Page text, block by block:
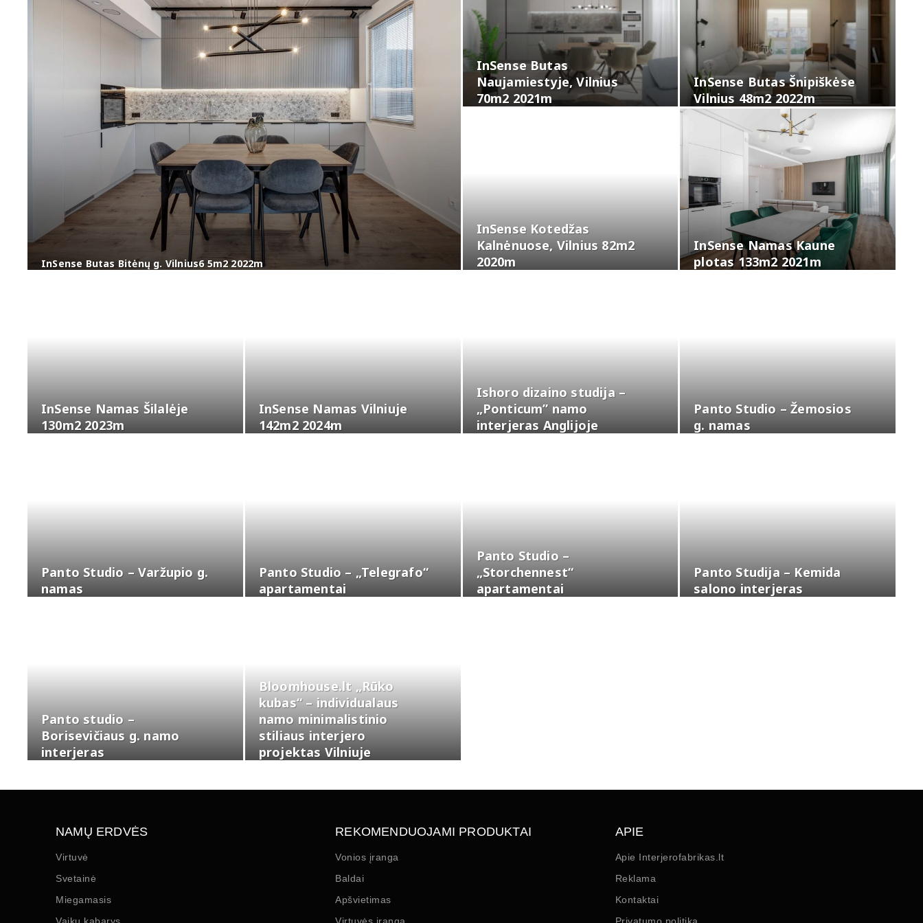
InSense Butas Bitėnų g. Vilnius6 5m2 2022m
InSense Butas
Naujamiestyje, Vilnius
70m2 2021m
InSense Butas Šnipiškėse
Vilnius 48m2 2022m
InSense Kotedžas
Kalnėnuose, Vilnius 82m2
2020m
InSense Namas Kaune
plotas 133m2 2021m
InSense Namas Šilalėje
130m2 2023m
InSense Namas Vilniuje
142m2 2024m
Ishoro dizaino studija –
„Ponticum” namo
interjeras Anglijoje
Panto Studio – Žemosios
g. namas
Panto Studio – Varžupio g.
namas
Panto Studio – „Telegrafo“
apartamentai
Panto Studio –
„Storchennest“
apartamentai
Panto Studija – Kemida
salono interjeras
Panto studio –
Borisevičiaus g. namo
interjeras
Bloomhouse.lt „Rūko
kubas“ – individualaus
namo minimalistinio
stiliaus interjero
projektas Vilniuje
NAMŲ ERDVĖS
Virtuvė
Svetainė
Miegamasis
REKOMENDUOJAMI PRODUKTAI
Vonios įranga
Baldai
Apšvietimas
APIE
Apie Interjerofabrikas.lt
Reklama
Kontaktai